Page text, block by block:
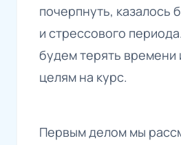
почерпнуть, казалось
и стрессового
будем терять времени
целям на курс.
Первым делом мы